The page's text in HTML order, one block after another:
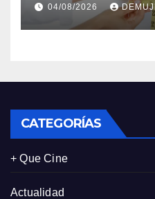
impacto de la
salud física
04/08/2026
CATEGORÍAS
+ Que Cine
Actualidad